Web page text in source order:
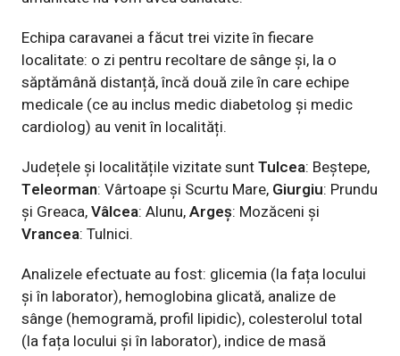
Echipa caravanei a făcut trei vizite în fiecare
localitate: o zi pentru recoltare de sânge și, la o
săptămână distanță, încă două zile în care echipe
medicale (ce au inclus medic diabetolog și medic
cardiolog) au venit în localități.
Județele și localitățile vizitate suntTulcea: Beștepe,
Teleorman: Vârtoape și Scurtu Mare, Giurgiu: Prundu
și Greaca,Vâlcea: Alunu,Argeș: Mozăceni și
Vrancea: Tulnici.
Analizele efectuate au fost: glicemia (la fața locului
și în laborator), hemoglobina glicată, analize de
sânge (hemogramă, profil lipidic), colesterolul total
(la fața locului și în laborator), indice de masă